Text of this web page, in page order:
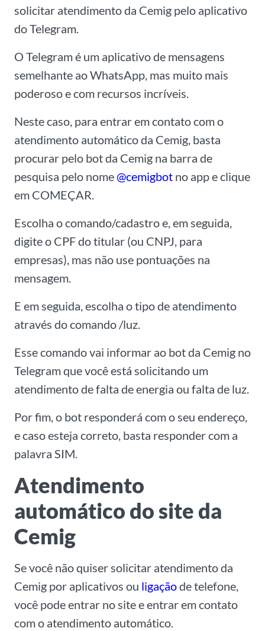
solicitar atendimento da Cemig pelo aplicativo
do Telegram.
O Telegram é um aplicativo de mensagens
semelhante ao WhatsApp, mas muito mais
poderoso e com recursos incríveis.
Neste caso, para entrar em contato com o
atendimento automático da Cemig, basta
procurar pelo bot da Cemig na barra de
pesquisa pelo nome@cemigbot no app e clique
em COMEÇAR.
Escolha o comando/cadastro e, em seguida,
digite o CPF do titular (ou CNPJ, para
empresas), mas não use pontuações na
mensagem.
E em seguida, escolha o tipo de atendimento
através do comando /luz.
Esse comando vai informar ao bot da Cemig no
Telegram que você está solicitando um
atendimento de falta de energia ou falta de luz.
Por fim, o bot responderá com o seu endereço,
e caso esteja correto, basta responder com a
palavra SIM.
Atendimento
automático do site da
Cemig
Se você não quiser solicitar atendimento da
Cemig por aplicativos ou ligaçãode telefone,
você pode entrar no site e entrar em contato
com o atendimento automático.